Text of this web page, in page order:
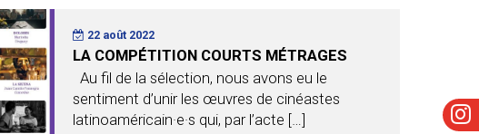
22 août 2022
LA COMPÉTITION COURTS MÉTRAGES
Au fil de la sélection, nous avons eu le
sentiment d’unir les œuvres de cinéastes
latinoaméricain·e·s qui, par l’acte […]